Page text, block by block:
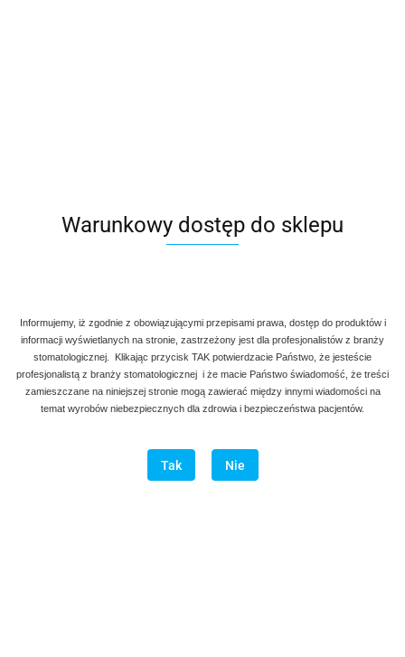
Warunkowy dostęp do sklepu
Informujemy, iż zgodnie z obowiązującymi przepisami prawa, dostęp do produktów i
informacji wyświetlanych na stronie, zastrzeżony jest dla profesjonalistów z branży
stomatologicznej. Klikając przycisk TAK potwierdzacie Państwo, że jesteście
profesjonalistą z branży stomatologicznej i że macie Państwo świadomość, że treści
zamieszczane na niniejszej stronie mogą zawierać między innymi wiadomości na
temat wyrobów niebezpiecznych dla zdrowia i bezpieczeństwa pacjentów.
Tak Nie